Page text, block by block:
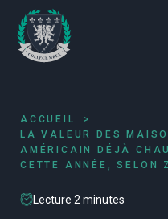
ACCUEIL
LA VALEUR DES
AMÉRICAIN DÉJÀ
CETTE ANNÉE, SELON
Lecture 2 minutes